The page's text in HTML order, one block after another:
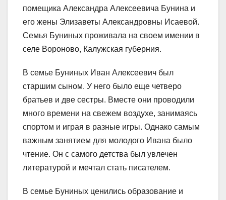
помещика Александра Алексеевича Бунина и
его жены Элизаветы Александровны Исаевой.
Семья Буниных проживала на своем имении в
селе Вороново, Калужская губерния.
В семье Буниных Иван Алексеевич был
старшим сыном. У него было еще четверо
братьев и две сестры. Вместе они проводили
много времени на свежем воздухе, занимаясь
спортом и играя в разные игры. Однако самым
важным занятием для молодого Ивана было
чтение. Он с самого детства был увлечен
литературой и мечтал стать писателем.
В семье Буниных ценились образование и